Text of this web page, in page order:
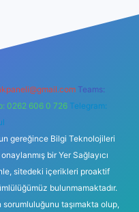
Teams:
0262 606 0 726 Telegram:
gereğince Bilgi Teknolojileri
bir Yer Sağlayıcı
sitedeki içerikleri proaktif
bulunmamaktadır.
taşımakta olup,